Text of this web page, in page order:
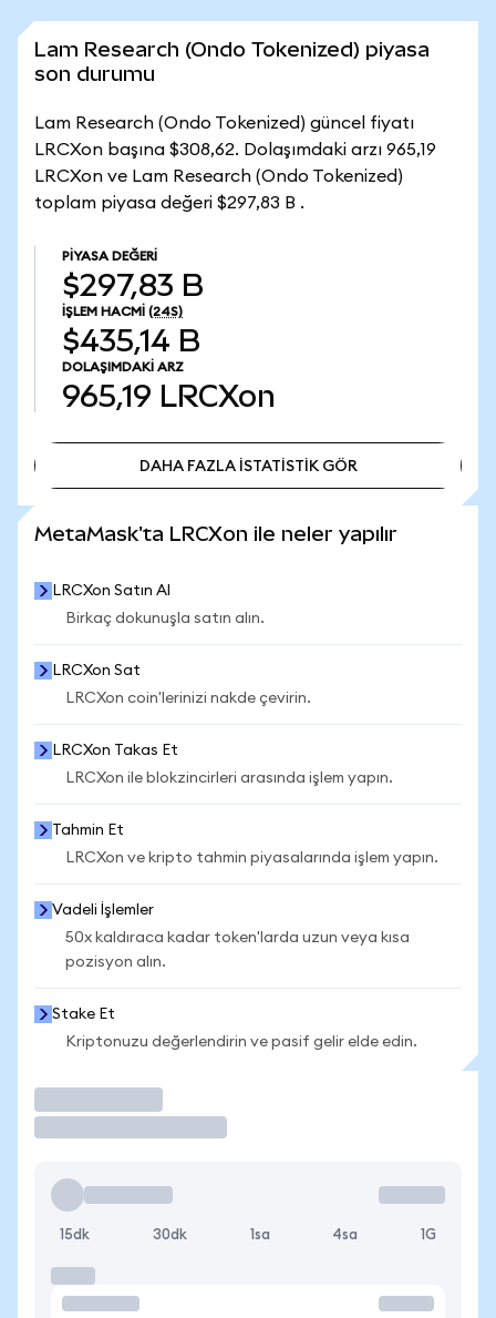
Lam Research (Ondo Tokenized) piyasa
son durumu
Lam Research (Ondo Tokenized) güncel fiyatı
LRCXon başına $308,62. Dolaşımdaki arzı 965,19
LRCXon ve Lam Research (Ondo Tokenized)
toplam piyasa değeri $297,83 B .
PIYASA DEĞERI
$297,83 B
İŞLEM HACMI (24S)
$435,14 B
DOLAŞIMDAKI ARZ
965,19 LRCXon
DAHA FAZLA İSTATİSTİK GÖR
MetaMask'ta LRCXon ile neler yapılır
LRCXon Satın Al
Birkaç dokunuşla satın alın.
LRCXon Sat
LRCXon coin'lerinizi nakde çevirin.
LRCXon Takas Et
LRCXon ile blokzincirleri arasında işlem yapın.
Tahmin Et
LRCXon ve kripto tahmin piyasalarında işlem yapın.
Vadeli İşlemler
50x kaldıraca kadar token'larda uzun veya kısa
pozisyon alın.
Stake Et
Kriptonuzu değerlendirin ve pasif gelir elde edin.
15dk 30dk 1sa 4sa 1G